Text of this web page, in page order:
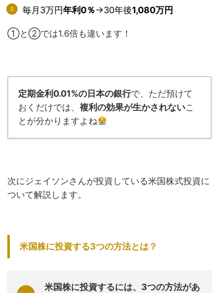
毎月3万円年利0％→30年後1,080万円
①と②では1.6倍も違います！
定期金利0.01%の日本の銀行で、ただ預けて
おくだけでは、 複利の効果が生かされないこ
とが分かりますよね
次にジェイソンさんが投資している米国株式投資に
ついて解説します。
米国株に投資する3つの方法とは？
米国株に投資するには、3つの方法があ